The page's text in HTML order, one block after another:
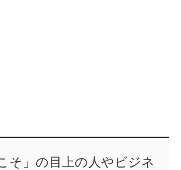
そ」の目上の人やビジネ